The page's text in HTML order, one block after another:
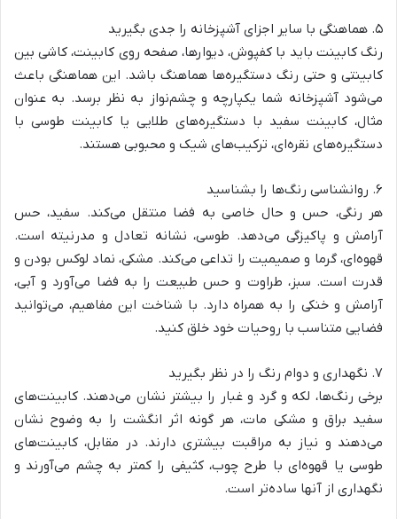
۵. هماهنگی با سایر اجزای آشپزخانه را جدی بگیرید
رنگ کابینت باید با کفپوش، دیوارها، صفحه روی کابینت، کاشی بین
کابینتی و حتی رنگ دستگیره‌ها هماهنگ باشد. این هماهنگی باعث
می‌شود آشپزخانه شما یکپارچه و چشم‌نواز به نظر برسد. به عنوان
مثال، کابینت سفید با دستگیره‌های طلایی یا کابینت طوسی با
دستگیره‌های نقره‌ای، ترکیب‌های شیک و محبوبی هستند.
۶. روانشناسی رنگ‌ها را بشناسید
هر رنگی، حس و حال خاصی به فضا منتقل می‌کند. سفید، حس
آرامش و پاکیزگی می‌دهد. طوسی، نشانه تعادل و مدرنیته است.
قهوه‌ای، گرما و صمیمیت را تداعی می‌کند. مشکی، نماد لوکس بودن و
قدرت است. سبز، طراوت و حس طبیعت را به فضا می‌آورد و آبی،
آرامش و خنکی را به همراه دارد. با شناخت این مفاهیم، می‌توانید
فضایی متناسب با روحیات خود خلق کنید.
۷. نگهداری و دوام رنگ را در نظر بگیرید
برخی رنگ‌ها، لکه و گرد و غبار را بیشتر نشان می‌دهند. کابینت‌های
سفید براق و مشکی مات، هر گونه اثر انگشت را به وضوح نشان
می‌دهند و نیاز به مراقبت بیشتری دارند. در مقابل، کابینت‌های
طوسی یا قهوه‌ای با طرح چوب، کثیفی را کمتر به چشم می‌آورند و
نگهداری از آنها ساده‌تر است.